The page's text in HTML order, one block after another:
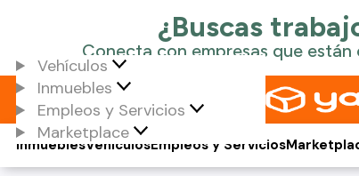
Vehículos
Inmuebles
Empleos y Servicios
Marketplace
Vehículos
Inmuebles Empleos y Servicios